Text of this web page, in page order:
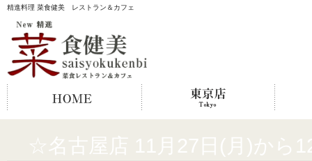
精進料理 菜食健美 レストラン＆カフェ
☆名古屋店 11月27日(月)から